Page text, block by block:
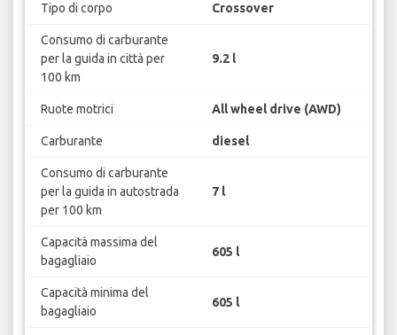
Tipo di corpo Crossover
Consumo di carburante
per la guida in città per
100 km
9.2 l
Ruote motrici All wheel drive (AWD)
Carburante diesel
Consumo di carburante
per la guida in autostrada
per 100 km
7 l
Capacità massima del
bagagliaio
605 l
Capacità minima del
bagagliaio
605 l